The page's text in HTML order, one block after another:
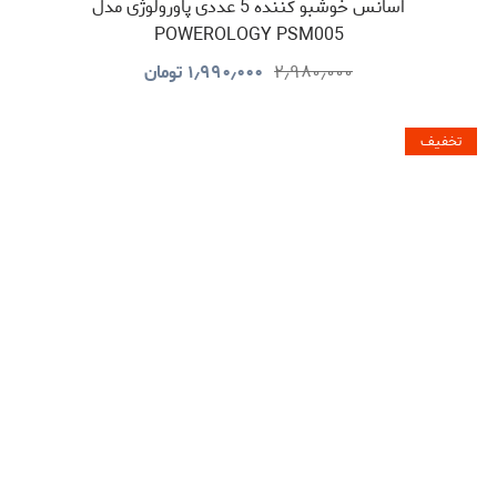
اسانس خوشبو کننده 5 عددی پاورولوژی مدل
POWEROLOGY PSM005
۲٫۹۸۰٫۰۰۰ ۱٫۹۹۰٫۰۰۰ تومان
تخفیف